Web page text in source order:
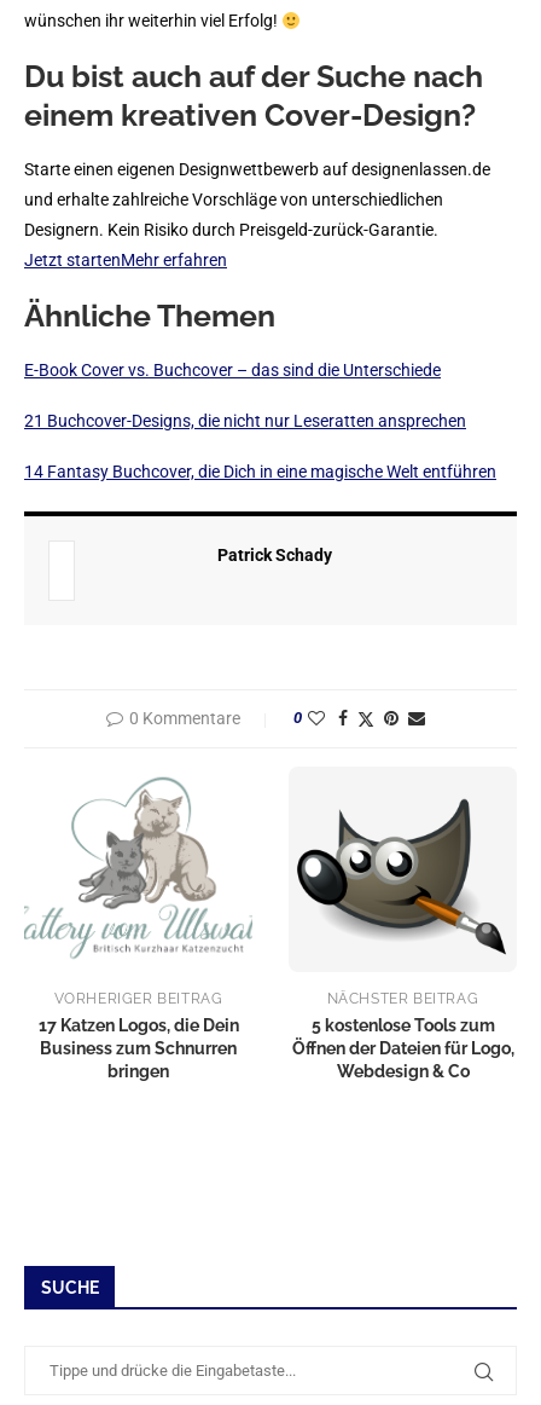
wünschen ihr weiterhin viel Erfolg!
Du bist auch auf der Suche nach
einem kreativen Cover-Design?
Starte einen eigenen Designwettbewerb auf designenlassen.de
und erhalte zahlreiche Vorschläge von unterschiedlichen
Designern. Kein Risiko durch Preisgeld-zurück-Garantie.
Jetzt startenMehr erfahren
Ähnliche Themen
E-Book Cover vs. Buchcover – das sind die Unterschiede
21 Buchcover-Designs, die nicht nur Leseratten ansprechen
14 Fantasy Buchcover, die Dich in eine magische Welt entführen
Patrick Schady
0 Kommentare 0
VORHERIGER BEITRAG
17 Katzen Logos, die Dein
Business zum Schnurren
bringen
NÄCHSTER BEITRAG
5 kostenlose Tools zum
Öffnen der Dateien für Logo,
Webdesign & Co
SUCHE